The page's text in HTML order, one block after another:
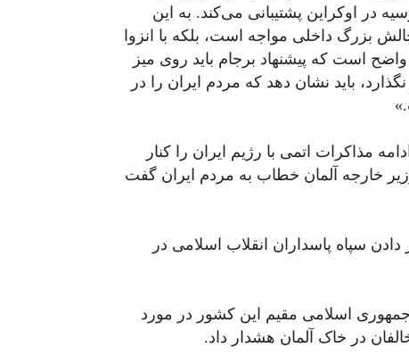
در اوکراین پشتیبانی می‌کند. به این
بزرگ داخلی مواجه است، بلکه با انزوا
است که پیشنهاد برجام باید روی میز
باید نشان دهد که مردم ایران را در
مذاکرات اتمی با رژیم ایران را کنار
وزیر خارجه آلمان خطاب به مردم ایران گفت
سپاه پاسداران انقلاب اسلامی در
جمهوری اسلامی مقیم این کشور در مورد
در خاک آلمان هشدار داد.